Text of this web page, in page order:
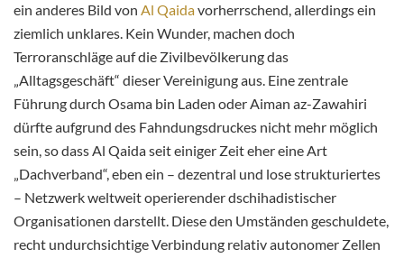
ein anderes Bild von Al Qaidavorherrschend, allerdings ein
ziemlich unklares. Kein Wunder, machen doch
Terroranschläge auf die Zivilbevölkerung das
„Alltagsgeschäft“ dieser Vereinigung aus. Eine zentrale
Führung durch Osama bin Laden oder Aiman az-Zawahiri
dürfte aufgrund des Fahndungsdruckes nicht mehr möglich
sein, so dass Al Qaida seit einiger Zeit eher eine Art
„Dachverband“, eben ein – dezentral und lose strukturiertes
– Netzwerk weltweit operierender dschihadistischer
Organisationen darstellt. Diese den Umständen geschuldete,
recht undurchsichtige Verbindung relativ autonomer Zellen